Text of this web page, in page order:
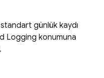
günlük kaydı
Logging konumuna